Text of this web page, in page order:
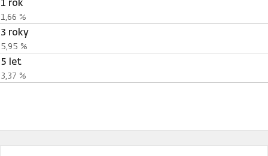
1,66 %
3 roky
5,95 %
5 let
3,37 %